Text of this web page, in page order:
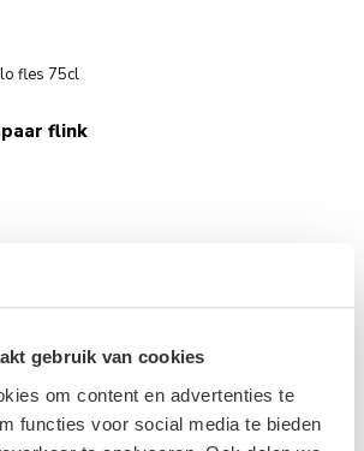
gebruik van cookies
om content en advertenties te
functies voor social media te bieden
fles 75cl
flink
€1000,-